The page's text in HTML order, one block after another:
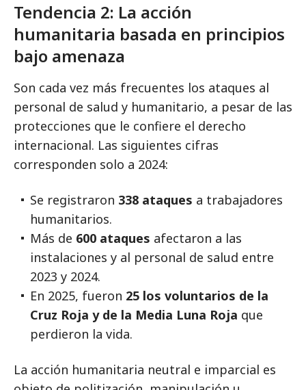
Tendencia 2: La acción
humanitaria basada en principios
bajo amenaza
Son cada vez más frecuentes los ataques al
personal de salud y humanitario, a pesar de las
protecciones que le confiere el derecho
internacional. Las siguientes cifras
corresponden solo a 2024:
Se registraron 338 ataques a trabajadores
humanitarios.
Más de 600 ataques afectaron a las
instalaciones y al personal de salud entre
2023 y 2024.
En 2025, fueron 25 los voluntarios de la
Cruz Roja y de la Media Luna Roja que
perdieron la vida.
La acción humanitaria neutral e imparcial es